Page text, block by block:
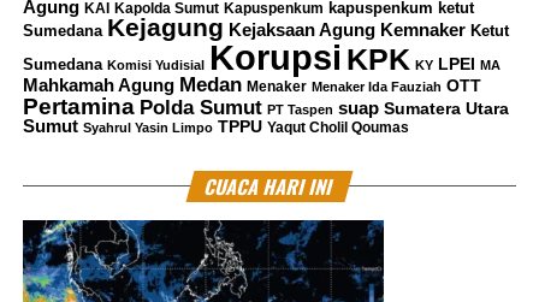
Agung KAI Kapolda Sumut Kapuspenkum kapuspenkum ketut
Sumedana Kejagung Kejaksaan Agung Kemnaker Ketut
Sumedana Komisi Yudisial Korupsi KPK KY LPEI MA
Mahkamah Agung Medan Menaker Menaker Ida Fauziah OTT
Pertamina Polda Sumut PT Taspen suap Sumatera Utara
Sumut Syahrul Yasin Limpo TPPU Yaqut Cholil Qoumas
CUACA HARI INI